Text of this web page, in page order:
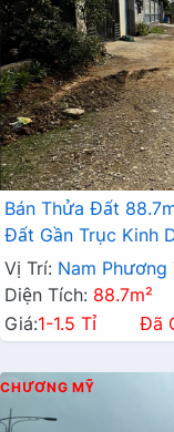
Bán Thửa Đất
Đất Gần Trục Kinh
Vị Trí: Nam Phương
Diện Tích: 88.7m²
Giá:1-1.5 Tỉ Đã
CHƯƠNG MỸ